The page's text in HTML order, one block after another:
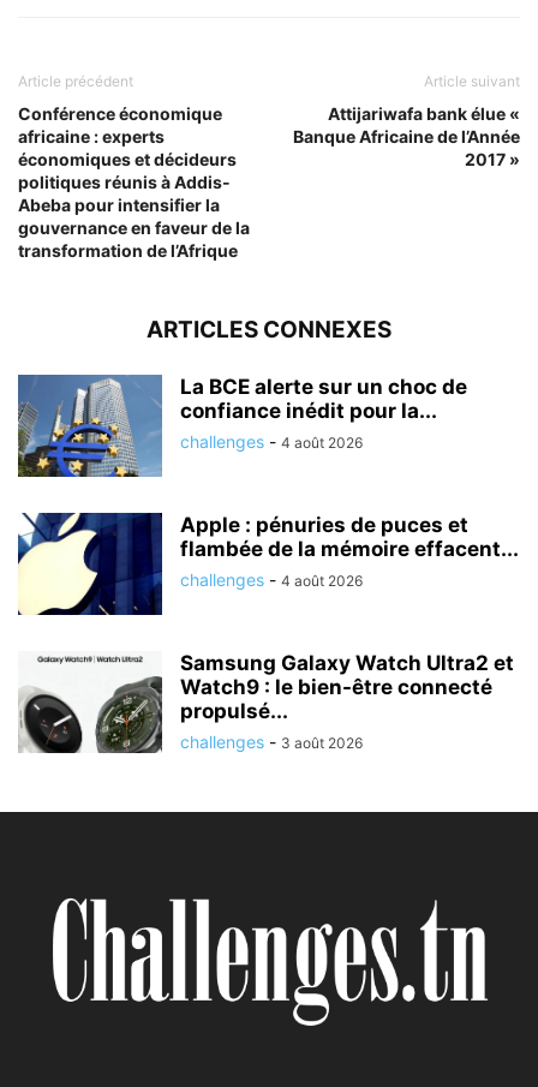
Article précédent
Conférence économique
africaine : experts
économiques et décideurs
politiques réunis à Addis-
Abeba pour intensifier la
gouvernance en faveur de la
transformation de l’Afrique
Article suivant
Attijariwafa bank élue «
Banque Africaine de l’Année
2017 »
ARTICLES CONNEXES
La BCE alerte sur un choc de
confiance inédit pour la...
challenges - 4 août 2026
Apple : pénuries de puces et
flambée de la mémoire effacent...
challenges - 4 août 2026
Samsung Galaxy Watch Ultra2 et
Watch9 : le bien-être connecté
propulsé...
challenges - 3 août 2026